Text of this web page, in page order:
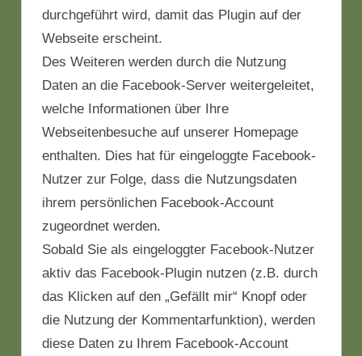
durchgeführt wird, damit das Plugin auf der
Webseite erscheint.
Des Weiteren werden durch die Nutzung
Daten an die Facebook-Server weitergeleitet,
welche Informationen über Ihre
Webseitenbesuche auf unserer Homepage
enthalten. Dies hat für eingeloggte Facebook-
Nutzer zur Folge, dass die Nutzungsdaten
ihrem persönlichen Facebook-Account
zugeordnet werden.
Sobald Sie als eingeloggter Facebook-Nutzer
aktiv das Facebook-Plugin nutzen (z.B. durch
das Klicken auf den „Gefällt mir“ Knopf oder
die Nutzung der Kommentarfunktion), werden
diese Daten zu Ihrem Facebook-Account